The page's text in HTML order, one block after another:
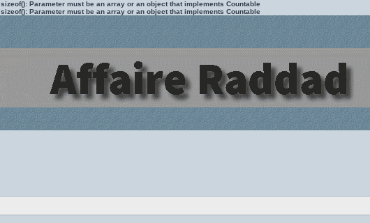
sizeof(): Parameter must be an array or an object that implements Countable
sizeof(): Parameter must be an array or an object that implements Countable